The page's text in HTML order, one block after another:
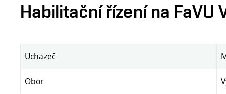
Habilitační řízení na FaVU
Uchazeč
Obor